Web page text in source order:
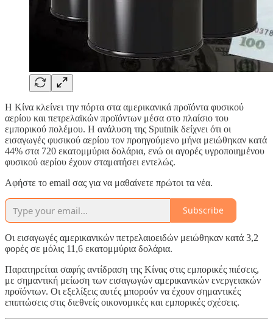
Η Κίνα κλείνει την πόρτα στα αμερικανικά προϊόντα φυσικού
αερίου και πετρελαϊκών προϊόντων μέσα στο πλαίσιο του
εμπορικού πολέμου. Η ανάλυση της Sputnik δείχνει ότι οι
εισαγωγές φυσικού αερίου τον προηγούμενο μήνα μειώθηκαν κατά
44% στα 720 εκατομμύρια δολάρια, ενώ οι αγορές υγροποιημένου
φυσικού αερίου έχουν σταματήσει εντελώς.
Αφἠστε το email σας για να μαθαίνετε πρώτοι τα νέα.
Subscribe
Οι εισαγωγές αμερικανικών πετρελαιοειδών μειώθηκαν κατά 3,2
φορές σε μόλις 11,6 εκατομμύρια δολάρια.
Παρατηρείται σαφής αντίδραση της Κίνας στις εμπορικές πιέσεις,
με σημαντική μείωση των εισαγωγών αμερικανικών ενεργειακών
προϊόντων. Οι εξελίξεις αυτές μπορούν να έχουν σημαντικές
επιπτώσεις στις διεθνείς οικονομικές και εμπορικές σχέσεις.